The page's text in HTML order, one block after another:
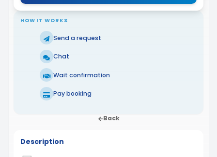
HOW IT WORKS
Send a request
Chat
Wait confirmation
Pay booking
Back
Description